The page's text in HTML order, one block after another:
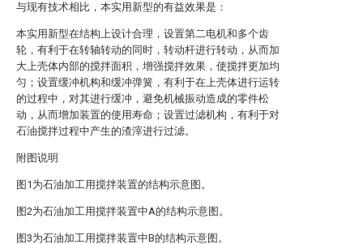
与现有技术相比，本实用新型的有益效果是：
本实用新型在结构上设计合理，设置第二电机和多个齿
轮，有利于在转轴转动的同时，转动杆进行转动，从而加
大上壳体内部的搅拌面积，增强搅拌效果，使搅拌更加均
匀；设置缓冲机构和缓冲弹簧，有利于在上壳体进行运转
的过程中，对其进行缓冲，避免机械振动造成的零件松
动，从而增加装置的使用寿命；设置过滤机构，有利于对
石油搅拌过程中产生的渣滓进行过滤。
附图说明
图1为石油加工用搅拌装置的结构示意图。
图2为石油加工用搅拌装置中A的结构示意图。
图3为石油加工用搅拌装置中B的结构示意图。